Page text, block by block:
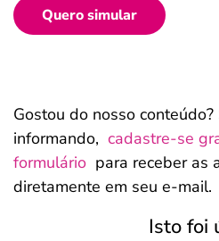
Quero simular
Gostou do nosso
informando, cadastre-se
formulário para receber as
diretamente em seu e-mail.
Isto foi